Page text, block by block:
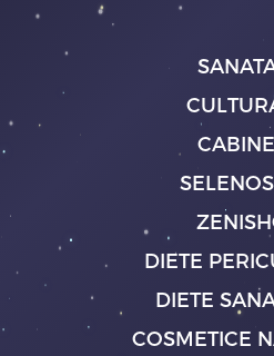
DIETE
DIETE
COSMETICE